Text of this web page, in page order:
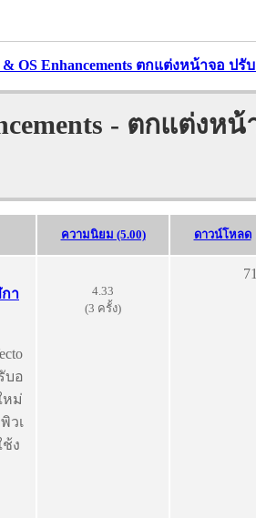
& OS Enhancements ตกแต่งหน้าจอ ปรั
- ตกแต่งห
ความนิยม (5.00) ดาวน์โหลด
า
บอ
หม่
วเ
ง
4.33
(3 ครั้ง)